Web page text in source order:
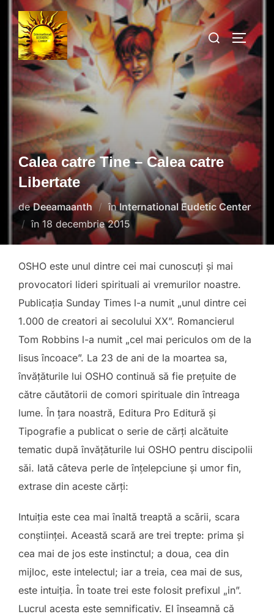
Sari
conținut
Caută
după:
Calea catre Tine – Calea catre
Libertate
deDeeamaanth înInternational Eudetic Center
în Publicat
pe
18 decembrie 2015
OSHO este unul dintre cei mai cunoscuți și mai
provocatori lideri spirituali ai vremurilor noastre.
Publicația Sunday Times l-a numit „unul dintre cei
1.000 de creatori ai secolului XX”. Romancierul
Tom Robbins l-a numit „cel mai periculos om de la
Iisus încoace”. La 23 de ani de la moartea sa,
învățăturile lui OSHO continuă să fie prețuite de
către căutătorii de comori spirituale din întreaga
lume. În țara noastră, Editura Pro Editură și
Tipografie a publicat o serie de cărți alcătuite
tematic după învățăturile lui OSHO pentru discipolii
săi. Iată câteva perle de înțelepciune și umor fin,
extrase din aceste cărți:
Intuiţia este cea mai înaltă treaptă a scării, scara
conştiinţei. Această scară are trei trepte: prima şi
cea mai de jos este instinctul; a doua, cea din
mijloc, este intelectul; iar a treia, cea mai de sus,
este intuiţia. În toate trei este folosit prefixul „in”.
Lucrul acesta este semnificativ. El înseamnă că